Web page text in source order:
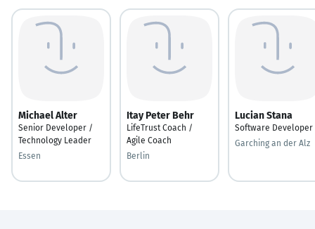
Michael Alter
Senior Developer /
Technology Leader
Essen
Itay Peter Behr
LifeTrust Coach /
Agile Coach
Berlin
Lucian Stana
Software Developer
Garching an der Alz